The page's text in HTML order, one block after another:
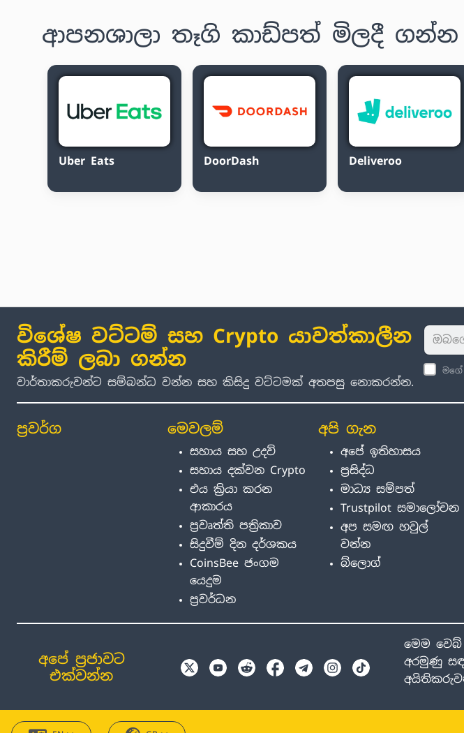
ආපනශාලා තෑගි කාඩ්පත් මිලදී ගන්න
Uber Eats DoorDash Deliveroo
විශේෂ වට්ටම් සහ Crypto යාවත්කාලීන
කිරීම් ලබා ගන්න
වාර්තාකරුවන්ට සම්බන්ධ වන්න සහ කිසිදු වට්ටමක් අතපසු නොකරන්න.
ප්‍රවර්ග මෙවලම්
සහාය සහ උදව්
සහාය දක්වන Crypto
එය ක්‍රියා කරන
ආකාරය
ප්‍රවෘත්ති පත්‍රිකාව
සිදුවීම් දින දර්ශකය
CoinsBee ජංගම
යෙදුම
ප්‍රවර්ධන
අපි ගැන
අපේ ඉතිහාසය
ප්‍රසිද්ධ
මාධ්‍ය සම්පත්
Trustpilot සමාලෝචන
අප සමඟ හවුල්
වන්න
බ්ලොග්
අපේ ප්‍රජාවට
එක්වන්න
මෙම වෙබ්
අරමුණු